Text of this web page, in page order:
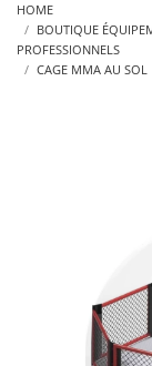
HOME
BOUTIQUE
PROFESSIONNELS
CAGE MMA AU SOL